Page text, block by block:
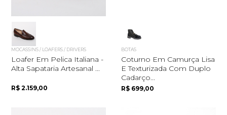
MOCASSINS / LOAFERS / DRIVERS
Loafer Em Pelica Italiana -
Alta Sapataria Artesanal ...
R$ 2.159,00
BOTAS
Coturno Em Camurça Lisa
E Texturizada Com Duplo
Cadarço...
R$ 699,00